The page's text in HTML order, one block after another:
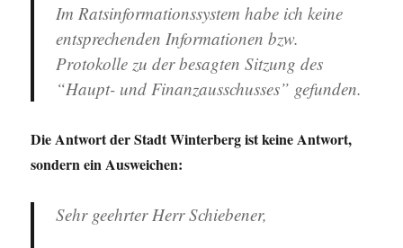
Im Ratsinformationssystem habe ich keine
entsprechenden Informationen bzw.
Protokolle zu der besagten Sitzung des
“Haupt- und Finanzausschusses” gefunden.
Die Antwort der Stadt Winterberg ist keine Antwort,
sondern ein Ausweichen:
Sehr geehrter Herr Schiebener,